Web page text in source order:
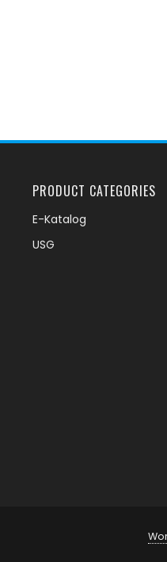
PRODUCT CATEGORIES
E-Katalog
USG